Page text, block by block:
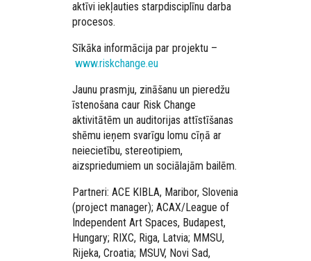
aktīvi iekļauties starpdisciplīnu darba
procesos.
Sīkāka informācija par projektu –
www.riskchange.eu
Jaunu prasmju, zināšanu un pieredžu
īstenošana caur Risk Change
aktivitātēm un auditorijas attīstīšanas
shēmu ieņem svarīgu lomu cīņā ar
neiecietību, stereotipiem,
aizspriedumiem un sociālajām bailēm.
Partneri: ACE KIBLA, Maribor, Slovenia
(project manager); ACAX/League of
Independent Art Spaces, Budapest,
Hungary; RIXC, Riga, Latvia; MMSU,
Rijeka, Croatia; MSUV, Novi Sad,